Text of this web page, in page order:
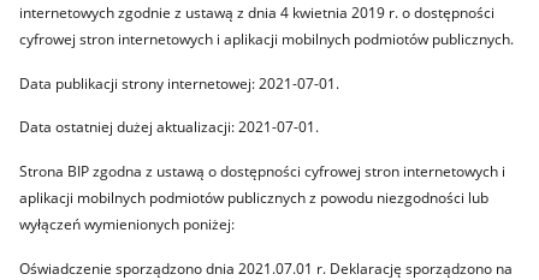
internetowych zgodnie z ustawą z dnia 4 kwietnia 2019 r. o dostępności
cyfrowej stron internetowych i aplikacji mobilnych podmiotów publicznych.
Data publikacji strony internetowej: 2021-07-01.
Data ostatniej dużej aktualizacji: 2021-07-01.
Strona BIP zgodna z ustawą o dostępności cyfrowej stron internetowych i
aplikacji mobilnych podmiotów publicznych z powodu niezgodności lub
wyłączeń wymienionych poniżej:
Oświadczenie sporządzono dnia 2021.07.01 r. Deklarację sporządzono na